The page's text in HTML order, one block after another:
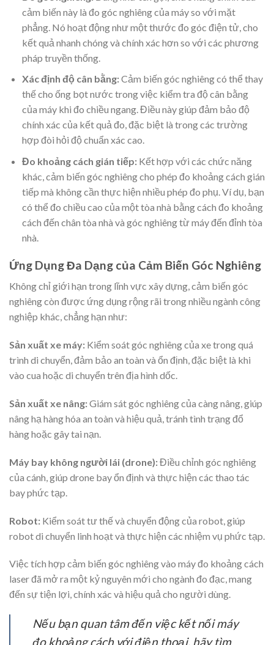
cảm biến này là đo góc nghiêng của máy so với mặt
phẳng. Nó hoạt động như một thước đo góc điện tử, cho
kết quả nhanh chóng và chính xác hơn so với các phương
pháp truyền thống.
Xác định độ cân bằng:Cảm biến góc nghiêng có thể thay
thế cho ống bọt nước trong việc kiểm tra độ cân bằng
của máy khi đo chiều ngang. Điều này giúp đảm bảo độ
chính xác của kết quả đo, đặc biệt là trong các trường
hợp đòi hỏi độ chuẩn xác cao.
Đo khoảng cách gián tiếp:Kết hợp với các chức năng
khác, cảm biến góc nghiêng cho phép đo khoảng cách gián
tiếp mà không cần thực hiện nhiều phép đo phụ. Ví dụ, bạn
có thể đo chiều cao của một tòa nhà bằng cách đo khoảng
cách đến chân tòa nhà và góc nghiêng từ máy đến đỉnh tòa
nhà.
Ứng Dụng Đa Dạng của Cảm Biến Góc Nghiêng
Không chỉ giới hạn trong lĩnh vực xây dựng, cảm biến góc
nghiêng còn được ứng dụng rộng rãi trong nhiều ngành công
nghiệp khác, chẳng hạn như:
Sản xuất xe máy: Kiểm soát góc nghiêng của xe trong quá
trình di chuyển, đảm bảo an toàn và ổn định, đặc biệt là khi
vào cua hoặc di chuyển trên địa hình dốc.
Sản xuất xe nâng:Giám sát góc nghiêng của càng nâng, giúp
nâng hạ hàng hóa an toàn và hiệu quả, tránh tình trạng đổ
hàng hoặc gây tai nạn.
Máy bay không người lái (drone):Điều chỉnh góc nghiêng
của cánh, giúp drone bay ổn định và thực hiện các thao tác
bay phức tạp.
Robot: Kiểm soát tư thế và chuyển động của robot, giúp
robot di chuyển linh hoạt và thực hiện các nhiệm vụ phức tạp.
Việc tích hợp cảm biến góc nghiêng vào máy đo khoảng cách
laser đã mở ra một kỷ nguyên mới cho ngành đo đạc, mang
đến sự tiện lợi, chính xác và hiệu quả cho người dùng.
Nếu bạn quan tâm đến việc kết nối máy
đo khoảng cách với điện thoại, hãy tìm